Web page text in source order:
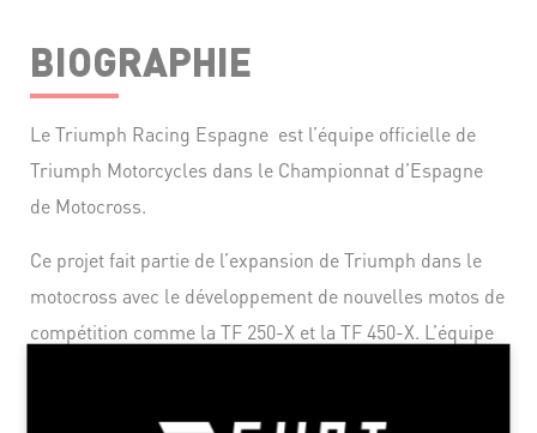
BIOGRAPHIE
Le Triumph Racing Espagne est l’équipe officielle de
Triumph Motorcycles dans le Championnat d’Espagne
de Motocross.
Ce projet fait partie de l’expansion de Triumph dans le
motocross avec le développement de nouvelles motos de
compétition comme la TF 250-X et la TF 450-X. L’équipe